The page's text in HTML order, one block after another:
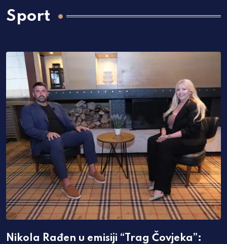
Sport
Nikola Rađen u emisiji “Trag Čovjeka”: